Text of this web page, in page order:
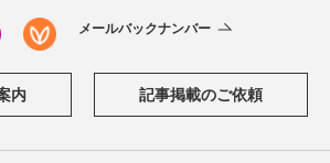
メールバックナンバー
内 記事掲載のご依頼